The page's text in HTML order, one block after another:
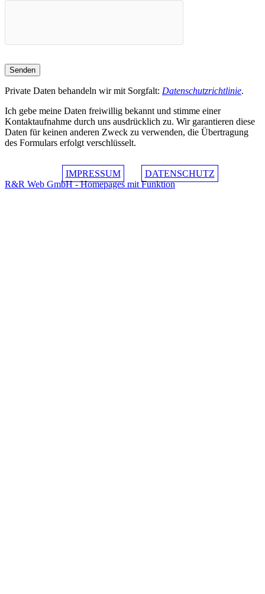
Private Daten behandeln wir mit Sorgfalt: Datenschutzrichtlinie.
Ich gebe meine Daten freiwillig bekannt und stimme einer
Kontaktaufnahme durch uns ausdrücklich zu. Wir garantieren diese
Daten für keinen anderen Zweck zu verwenden, die Übertragung
des Formulars erfolgt verschlüsselt.
IMPRESSUM
DATENSCHUTZ
R&R Web GmbH - Homepages mit Funktion